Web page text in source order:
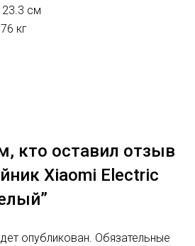
23.3 см
кг
кто оставил отзыв
Xiaomi Electric
опубликован. Обязательные